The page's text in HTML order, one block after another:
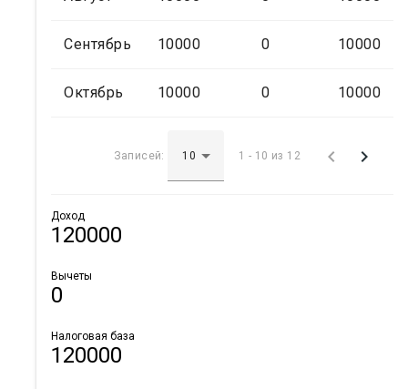
Сентябрь 10000 0 10000
Октябрь 10000 0 10000
Записей: 1 - 10 из 12  
Доход
120000
Вычеты
0
Налоговая база
120000